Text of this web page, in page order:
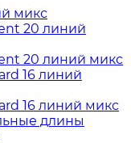
микс
20 линий
20 линий микс
16 линий
16 линий микс
длины